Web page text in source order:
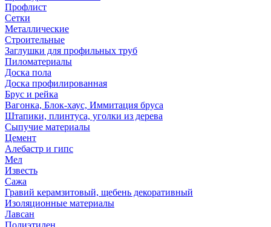
Профлист
Сетки
Металлические
Строительные
Заглушки для профильных труб
Пиломатериалы
Доска пола
Доска профилированная
Брус и рейка
Вагонка, Блок-хаус, Иммитация бруса
Штапики, плинтуса, уголки из дерева
Сыпучие материалы
Цемент
Алебастр и гипс
Мел
Известь
Сажа
Гравий керамзитовый, щебень декоративный
Изоляционные материалы
Лавсан
Полиэтилен